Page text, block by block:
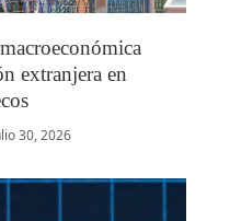
extranjera en
30, 2026